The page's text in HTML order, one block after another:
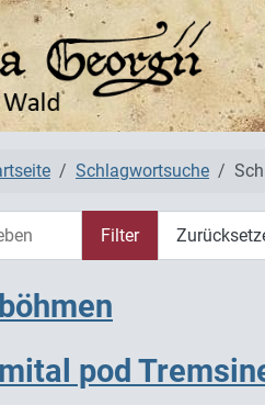
Schlagwortsuche
Filter
pod